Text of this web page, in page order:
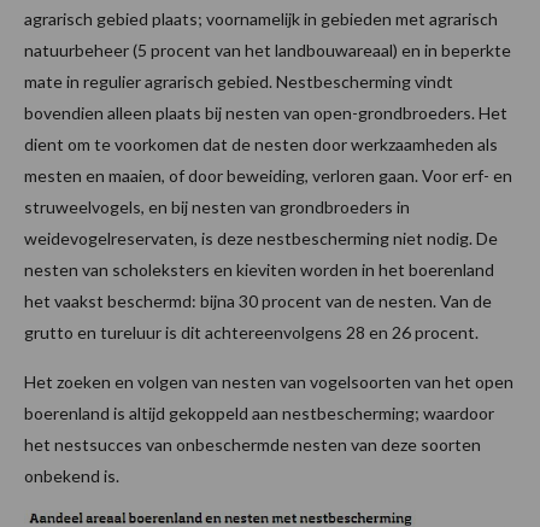
agrarisch gebied plaats; voornamelijk in gebieden met agrarisch
natuurbeheer (5 procent van het landbouwareaal) en in beperkte
mate in regulier agrarisch gebied. Nestbescherming vindt
bovendien alleen plaats bij nesten van open-grondbroeders. Het
dient om te voorkomen dat de nesten door werkzaamheden als
mesten en maaien, of door beweiding, verloren gaan. Voor erf- en
struweelvogels, en bij nesten van grondbroeders in
weidevogelreservaten, is deze nestbescherming niet nodig. De
nesten van scholeksters en kieviten worden in het boerenland
het vaakst beschermd: bijna 30 procent van de nesten. Van de
grutto en tureluur is dit achtereenvolgens 28 en 26 procent.
Het zoeken en volgen van nesten van vogelsoorten van het open
boerenland is altijd gekoppeld aan nestbescherming; waardoor
het nestsucces van onbeschermde nesten van deze soorten
onbekend is.